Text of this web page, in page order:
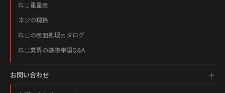
ねじ重量表
ネジの規格
ねじの表面処理カタログ
ねじ業界の基礎単語Q&A
お問い合わせ